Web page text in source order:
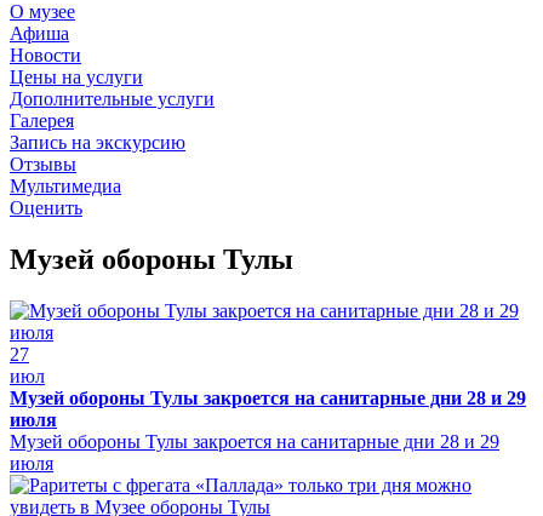
О музее
Афиша
Новости
Цены на услуги
Дополнительные услуги
Галерея
Запись на экскурсию
Отзывы
Мультимедиа
Оценить
Музей обороны Тулы
27
июл
Музей обороны Тулы закроется на санитарные дни 28 и 29
июля
Музей обороны Тулы закроется на санитарные дни 28 и 29
июля